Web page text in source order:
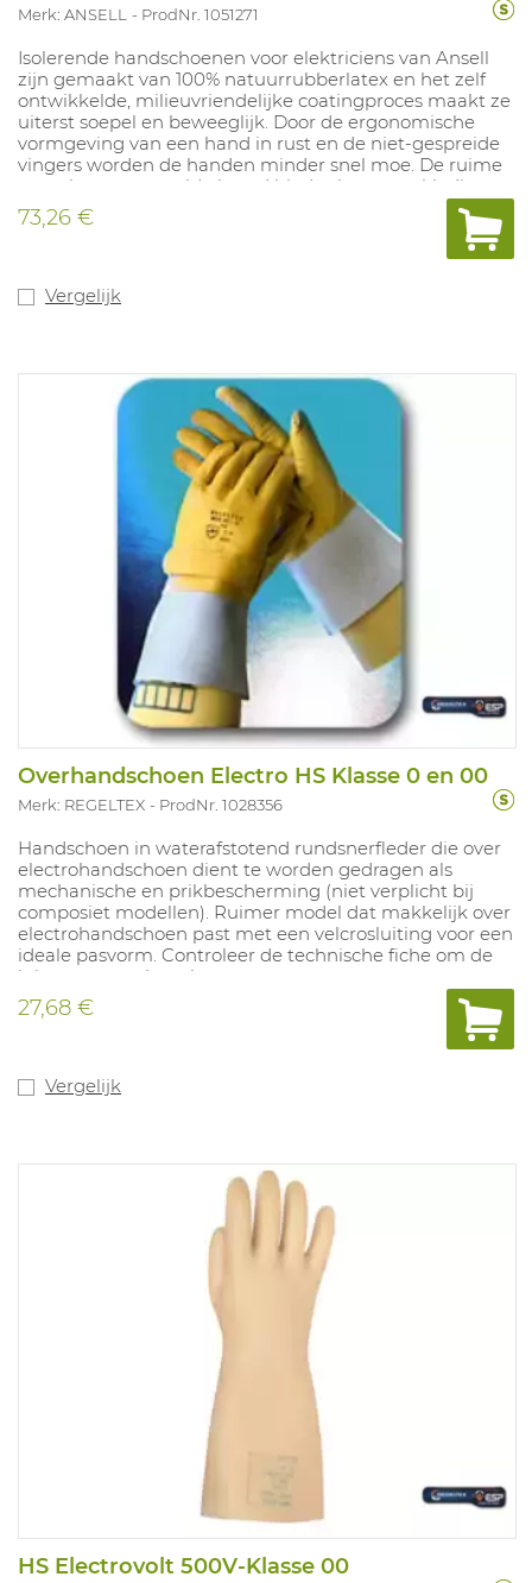
Merk: ANSELL ProdNr. 1051271
Isolerende handschoenen voor elektriciens van Ansell
zijn gemaakt van 100% natuurrubberlatex en het zelf
ontwikkelde, milieuvriendelijke coatingproces maakt ze
uiterst soepel en beweeglijk. Door de ergonomische
vormgeving van een hand in rust en de niet-gespreide
vingers worden de handen minder snel moe. De ruime
manchet met gerolde boord biedt plaats aan kleding
De gladde afwerking maakt het gemakkelijk om de
handschoenen aan en uit te trekken. Dikte 1mm, lengte
350mm. Maten: 8-11 Gecertificeerd voor bescherming
lage temperaturen (Categorie C). Klasse 0 Geel
73,26 €
Vergelijk
Overhandschoen Electro HS Klasse 0 en 00
Merk: REGELTEX ProdNr. 1028356
Handschoen in waterafstotend rundsnerfleder die over
electrohandschoen dient te worden gedragen als
mechanische en prikbescherming (niet verplicht bij
composiet modellen). Ruimer model dat makkelijk over
electrohandschoen past met een velcrosluiting voor een
ideale pasvorm. Controleer de technische fiche om de
juiste maat te bepalen.
27,68 €
Vergelijk
HS Electrovolt 500V-Klasse 00